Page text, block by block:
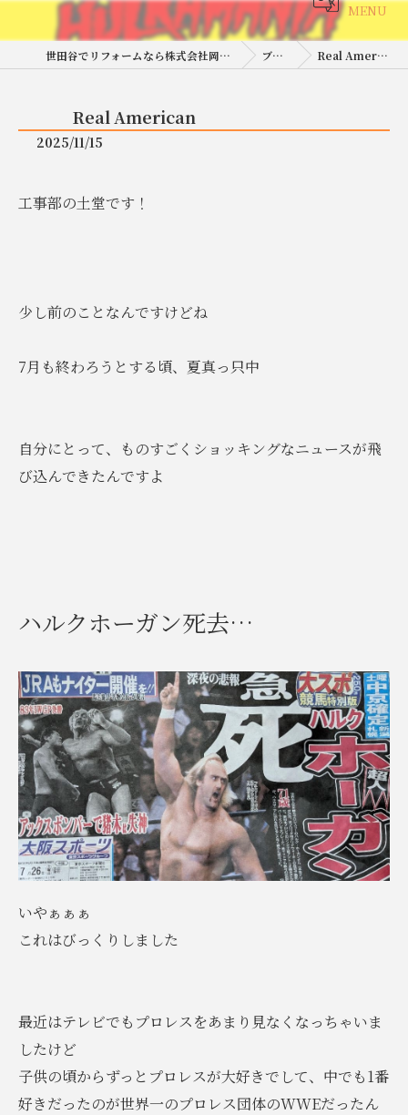
MENU
世田谷でリフォームなら株式会社岡田工務店 ブログ Real American
Real American
2025/11/15
工事部の土堂です！
少し前のことなんですけどね
7月も終わろうとする頃、夏真っ只中
自分にとって、ものすごくショッキングなニュースが飛
び込んできたんですよ
ハルクホーガン死去…
いやぁぁぁ
これはびっくりしました
最近はテレビでもプロレスをあまり見なくなっちゃいま
したけど
子供の頃からずっとプロレスが大好きでして、中でも1番
好きだったのが世界一のプロレス団体のWWEだったん